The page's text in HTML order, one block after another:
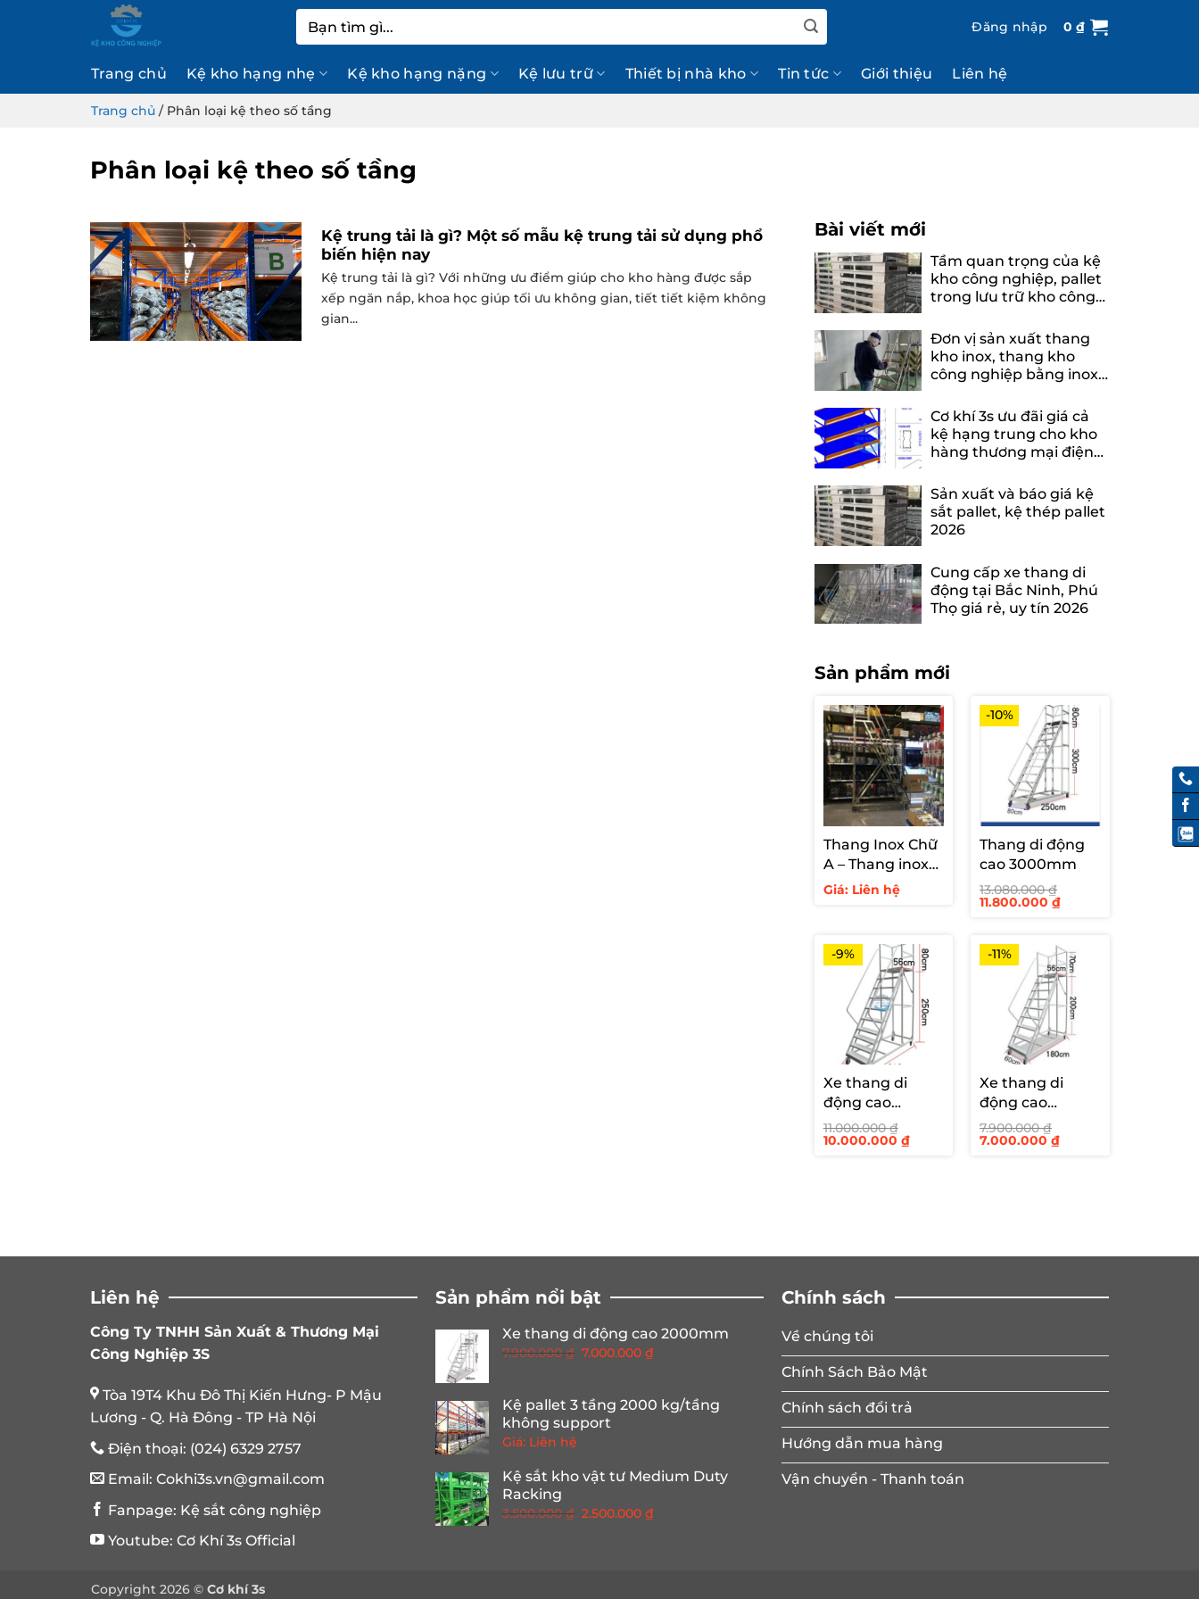
kiếm:
Đăng nhập 0₫
Trang chủ Kệ kho hạng nhẹ Kệ kho hạng nặng Kệ lưu trữ Thiết bị nhà kho Tin tức Giới thiệu Liên hệ
Trang chủ / Phân loại kệ theo số tầng
Phân loại kệ theo số tầng
Kệ trung tải là gì? Một số mẫu kệ trung tải sử dụng phổ
biến hiện nay
Kệ trung tải là gì? Với những ưu điểm giúp cho kho hàng được sắp
xếp ngăn nắp, khoa học giúp tối ưu không gian, tiết tiết kiệm không
gian...
Bài viết mới
Tầm quan trọng của kệ
kho công nghiệp, pallet
trong lưu trữ kho công
Đơn vị sản xuất thang
kho inox, thang kho
công nghiệp bằng inox
Cơ khí 3s ưu đãi giá cả
kệ hạng trung cho kho
hàng thương mại điện
Sản xuất và báo giá kệ
sắt pallet, kệ thép pallet
2026
Cung cấp xe thang di
động tại Bắc Ninh, Phú
Thọ giá rẻ, uy tín 2026
Sản phẩm mới
Thang Inox Chữ
A – Thang inox
hàn cố định cho
Giá: Liên hệ
-10%
Thang di động
cao 3000mm
13.080.000₫
Giá
11.800.000₫Giá
11.800.000 ₫.
-9%
Xe thang di
động cao
2500mm
11.000.000₫
Giá
10.000.000 ₫Giá
-11%
Xe thang di
động cao
2000mm
7.900.000₫
Giá
7.000.000₫Giá
Liên hệ
Công Ty TNHH Sản Xuất & Thương Mại
Công Nghiệp 3S
Tòa 19T4 Khu Đô Thị Kiến Hưng- P Mậu
Lương - Q. Hà Đông - TP Hà Nội
Điện thoại: (024) 6329 2757
Email: Cokhi3s.vn@gmail.com
Fanpage: Kệ sắt công nghiệp
Youtube: Cơ Khí 3s Official
Sản phẩm nổi bật
Xe thang di động cao 2000mm
7.900.000₫ Giá
7.900.000 ₫.
7.000.000₫Giá
là:
Kệ pallet 3 tầng 2000 kg/tầng
không support
Giá: Liên hệ
Kệ sắt kho vật tư Medium Duty
Racking
3.500.000₫ Giá
2.500.000₫Giá
Chính sách
Về chúng tôi
Chính Sách Bảo Mật
Chính sách đổi trả
Hướng dẫn mua hàng
Vận chuyển - Thanh toán
Copyright 2026 © Cơ khí 3s